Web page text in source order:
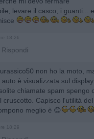
levare il casco, i guanti...
18:26
Rispondi
non ho la moto,
è visualizzata sul display
chiamate spam spengo
cruscotto. Capisco l'utilità
meglio è 😊
18:29